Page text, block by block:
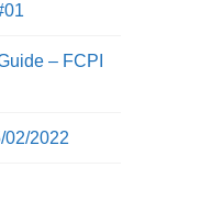
– FCPI
02/2022